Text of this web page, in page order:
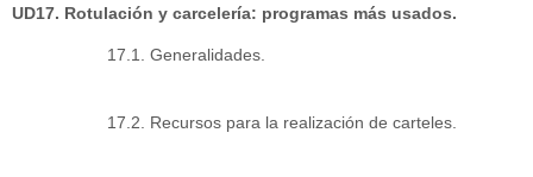
UD17. Rotulación y carcelería: programas más usados.
17.1. Generalidades.
17.2. Recursos para la realización de carteles.